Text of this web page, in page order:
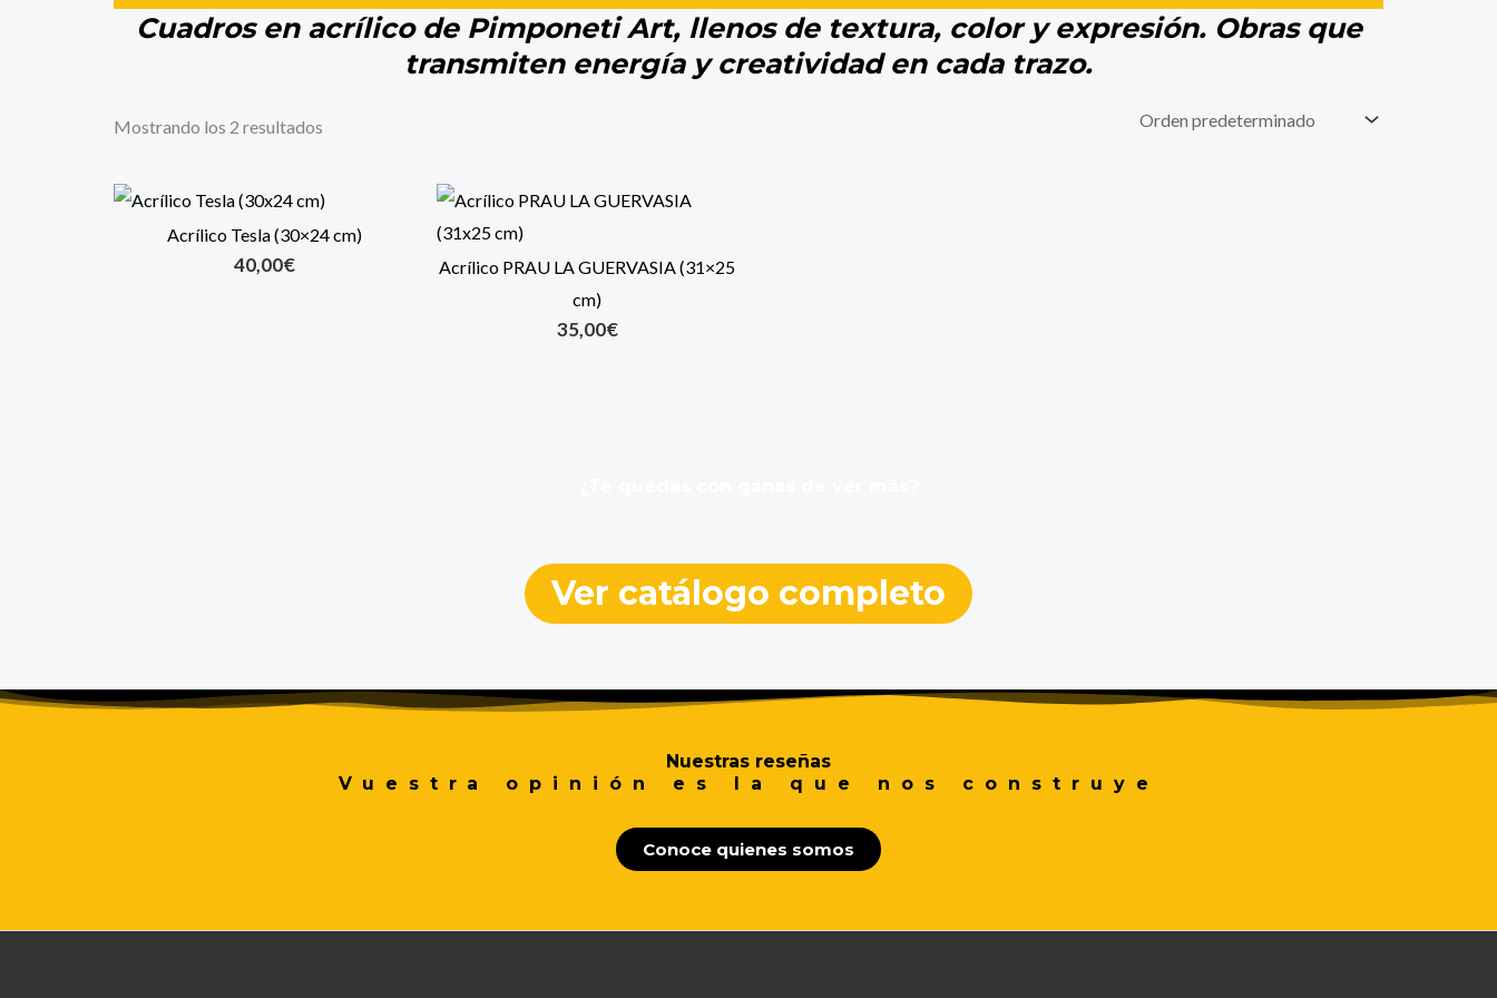
Cuadros en acrílico de Pimponeti Art, llenos de textura, color y expresión. Obras que
transmiten energía y creatividad en cada trazo.
Mostrando los 2 resultados
Acrílico Tesla (30×24 cm)
40,00€
Acrílico PRAU LA GUERVASIA (31×25
cm)
35,00€
Ver catálogo completo
Nuestras reseñas
Vuestra opinión es la que nos construye
Conoce quienes somos